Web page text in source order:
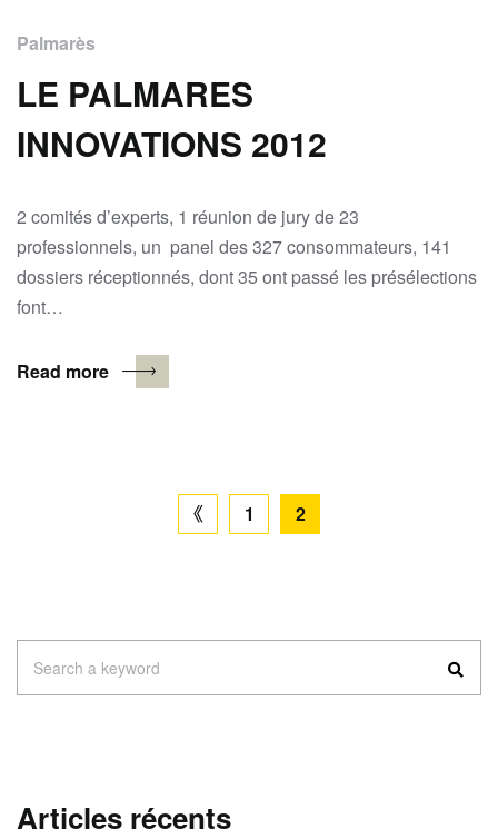
Palmarès
LE PALMARES
INNOVATIONS 2012
2 comités d’experts, 1 réunion de jury de 23
professionnels, un panel des 327 consommateurs, 141
dossiers réceptionnés, dont 35 ont passé les présélections
font…
Read more
Pagination
previous
page
1 2
for:Search a keyword
Articles récents